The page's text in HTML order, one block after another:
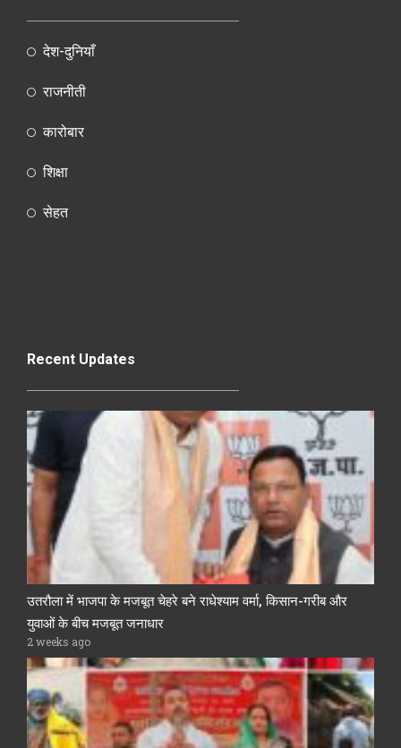
देश-दुनियाँ
राजनीती
कारोबार
शिक्षा
सेहत
Recent Updates
उतरौला में भाजपा के मजबूत चेहरे बने राधेश्याम वर्मा, किसान-गरीब और
युवाओं के बीच मजबूत जनाधार
2 weeks ago